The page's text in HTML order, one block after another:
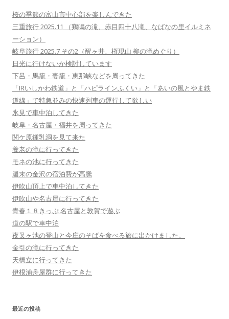
桜の季節の富山市中心部を楽しんできた
三重旅行 2025.11 （鶏鳴の滝、赤目四十八滝、なばなの里イルミネ
ーション）
岐阜旅行 2025.7 その2（醒ヶ井、権現山 柳の滝めぐり）
日光に行けないか検討しています
下呂・馬籠・妻籠・恵那峡などを周ってきた
「IRいしかわ鉄道」と「ハピラインふくい」と「あいの風とやま鉄
道線」で特急並みの快速列車の運行して欲しい
氷見で車中泊してきた
岐阜・名古屋・福井を周ってきた
関ケ原鍾乳洞を見て来た
養老の滝に行ってきた
モネの池に行ってきた
週末の金沢の宿泊費が高騰
伊吹山頂上で車中泊してきた
伊吹山や名古屋に行ってきた
青春１８きっぷ 名古屋と敦賀で遊ぶ
道の駅で車中泊
夜叉ヶ池の登山と今庄のそばを食べる旅に出かけました。
金引の滝に行ってきた
天橋立に行ってきた
伊根浦舟屋群に行ってきた
最近の投稿